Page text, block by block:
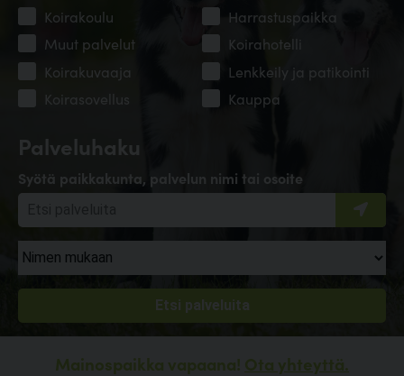
Palveluhaku
Syötä paikkakunta, palvelun nimi tai osoite
Koirakoulu
Harrastuspaikka
Muut palvelut
Koirahotelli
Koirakuvaaja
Lenkkeily ja patikointi
Koirasovellus
Kauppa
Mainospaikka vapaana! Ota yhteyttä.